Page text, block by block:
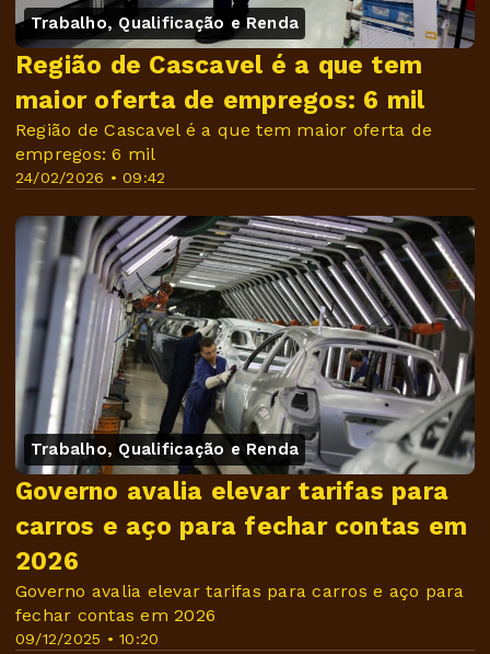
Trabalho, Qualificação e Renda
24/02/2026 • 09:42
Região de Cascavel é a que tem
maior oferta de empregos: 6 mil
Região de Cascavel é a que tem maior oferta de
empregos: 6 mil
Trabalho, Qualificação e Renda
09/12/2025 • 10:20
Governo avalia elevar tarifas para
carros e aço para fechar contas em
2026
Governo avalia elevar tarifas para carros e aço para
fechar contas em 2026